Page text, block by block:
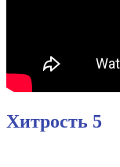
Хитрость 5